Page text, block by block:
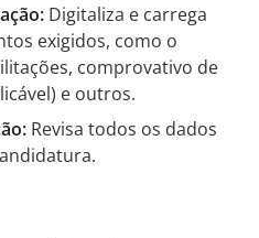
Digitaliza e carrega
exigidos, como o
comprovativo de
e outros.
Revisa todos os dados